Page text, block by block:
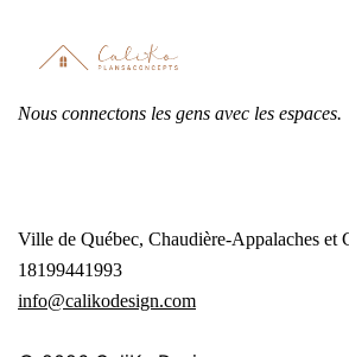
Nous connectons les gens avec les espaces.
Ville de Québec, Chaudière-Appalaches et
18199441993
info@calikodesign.com